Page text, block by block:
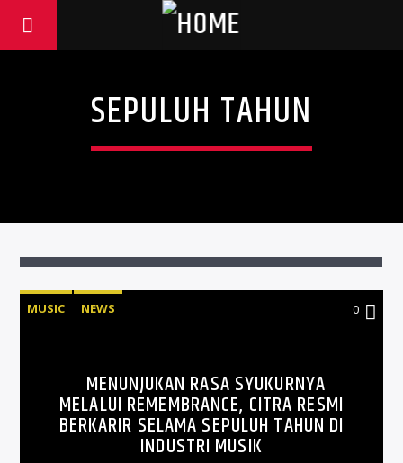
SEPULUH TAHUN
MUSIC NEWS 0
MENUNJUKAN RASA SYUKURNYA
MELALUI REMEMBRANCE, CITRA RESMI
BERKARIR SELAMA SEPULUH TAHUN DI
INDUSTRI MUSIK